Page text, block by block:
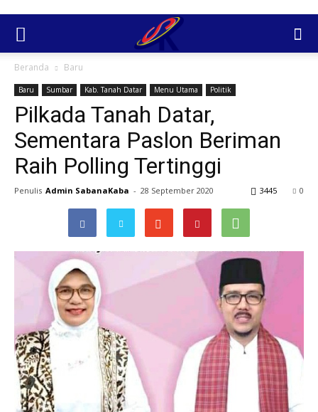
Beranda Baru
Baru Sumbar Kab. Tanah Datar Menu Utama Politik
Pilkada Tanah Datar,
Sementara Paslon Beriman
Raih Polling Tertinggi
Penulis Admin SabanaKaba - 28 September 2020 0
3445